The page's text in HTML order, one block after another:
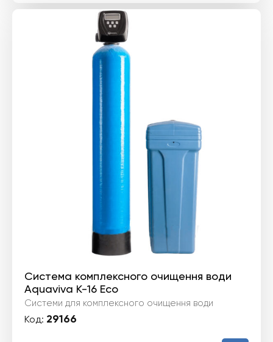
Система комплексного очищення води
Aquaviva K-16 Eco
Системи для комплексного очищення води
Код: 29166